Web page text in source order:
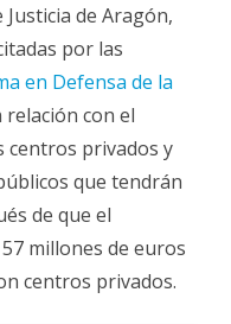
de Aragón,
por las
en Defensa de la
relación con el
centros privados y
que tendrán
de que el
millones de euros
centros privados.